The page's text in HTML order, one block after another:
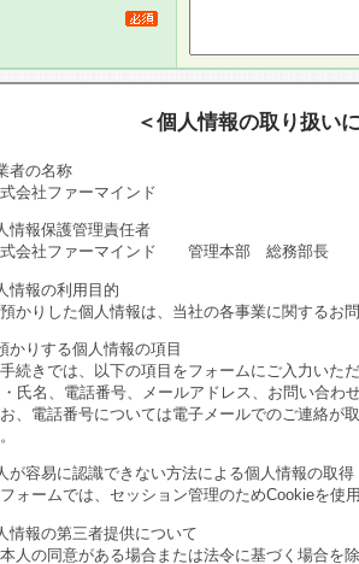
＜個人情報の取り扱い
者の名称
会社ファーマインド
情報保護管理責任者
会社ファーマインド 管理本部 総務部長
情報の利用目的
かりした個人情報は、当社の各事業に関するお
かりする個人情報の項目
続きでは、以下の項目をフォームにご入力いただ
・氏名、電話番号、メールアドレス、お問い合わ
、電話番号については電子メールでのご連絡が
が容易に認識できない方法による個人情報の取得
ォームでは、セッション管理のためCookieを使
情報の第三者提供について
本人の同意がある場合または法令に基づく場合を